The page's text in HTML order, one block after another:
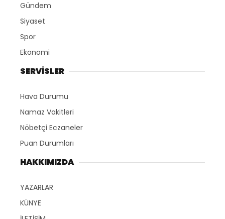
Gündem
Siyaset
Spor
Ekonomi
SERVİSLER
Hava Durumu
Namaz Vakitleri
Nöbetçi Eczaneler
Puan Durumları
HAKKIMIZDA
YAZARLAR
KÜNYE